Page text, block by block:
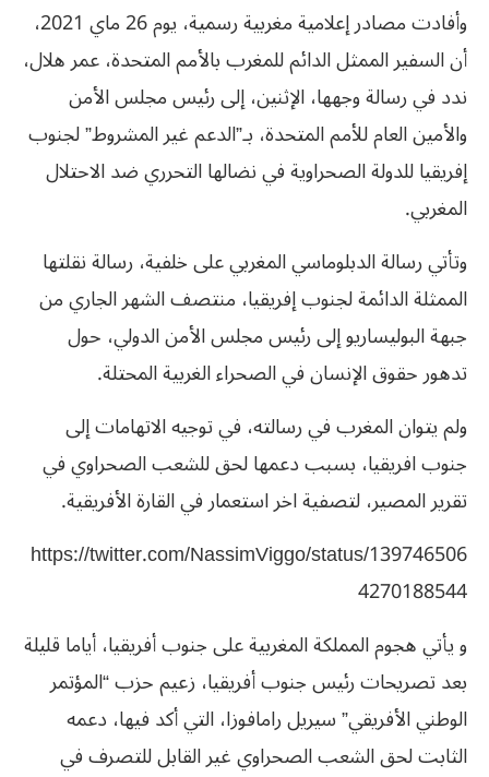
وأفادت مصادر إعلامية مغربية رسمية، يوم 26 ماي 2021،
أن السفير الممثل الدائم للمغرب بالأمم المتحدة، عمر هلال،
ندد في رسالة وجهها، الإثنين، إلى رئيس مجلس الأمن
والأمين العام للأمم المتحدة، بـ”الدعم غير المشروط” لجنوب
إفريقيا للدولة الصحراوية في نضالها التحرري ضد الاحتلال
المغربي.
وتأتي رسالة الدبلوماسي المغربي على خلفية، رسالة نقلتها
الممثلة الدائمة لجنوب إفريقيا، منتصف الشهر الجاري من
جبهة البوليساريو إلى رئيس مجلس الأمن الدولي، حول
تدهور حقوق الإنسان في الصحراء الغربية المحتلة.
ولم يتوان المغرب في رسالته، في توجيه الاتهامات إلى
جنوب افريقيا، بسبب دعمها لحق للشعب الصحراوي في
تقرير المصير، لتصفية اخر استعمار في القارة الأفريقية.
https://twitter.com/NassimViggo/status/139746506
4270188544
و يأتي هجوم المملكة المغربية على جنوب أفريقيا، أياما قليلة
بعد تصريحات رئيس جنوب أفريقيا، زعيم حزب “المؤتمر
الوطني الأفريقي” سيريل رامافوزا، التي أكد فيها، دعمه
الثابت لحق الشعب الصحراوي غير القابل للتصرف في